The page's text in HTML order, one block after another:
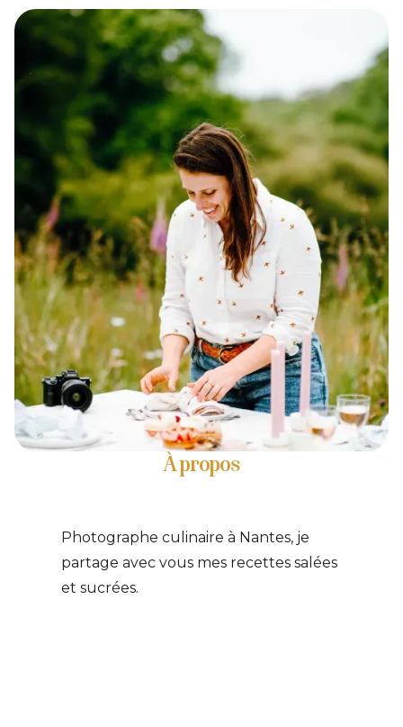
À propos
Photographe culinaire à Nantes, je
partage avec vous mes recettes salées
et sucrées.